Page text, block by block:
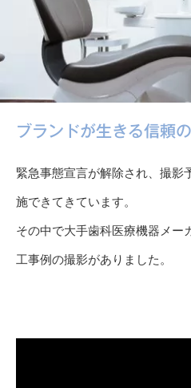
ブランドが生きる信頼
緊急事態宣言が解除され、撮影
施できてきています。
その中で大手歯科医療機器メー
工事例の撮影がありました。